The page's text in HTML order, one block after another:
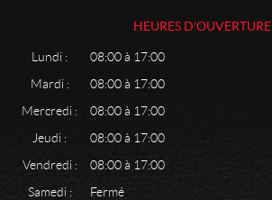
HEURES D'OUVERTURE
Lundi :
08:00 à 17:00
Mardi :
08:00 à 17:00
Mercredi :
08:00 à 17:00
Jeudi :
08:00 à 17:00
Vendredi :
08:00 à 17:00
Samedi :
Fermé